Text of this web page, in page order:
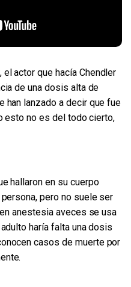
, el actor que hacía Chendler
de una dosis alta de
han lanzado a decir que fue
esto no es del todo cierto,
hallaron en su cuerpo
pero no suele ser
anestesia aveces se usa
haría falta una dosis
casos de muerte por